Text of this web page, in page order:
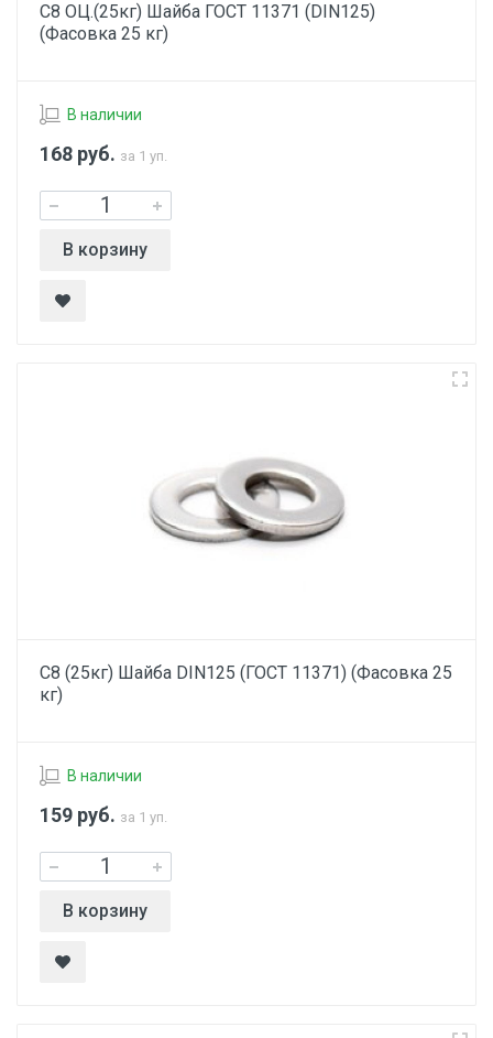
С8 ОЦ.(25кг) Шайба ГОСТ 11371 (DIN125)
(Фасовка 25 кг)
В наличии
168 руб. за 1 уп.
В корзину
С8 (25кг) Шайба DIN125 (ГОСТ 11371) (Фасовка 25
кг)
В наличии
159 руб. за 1 уп.
В корзину